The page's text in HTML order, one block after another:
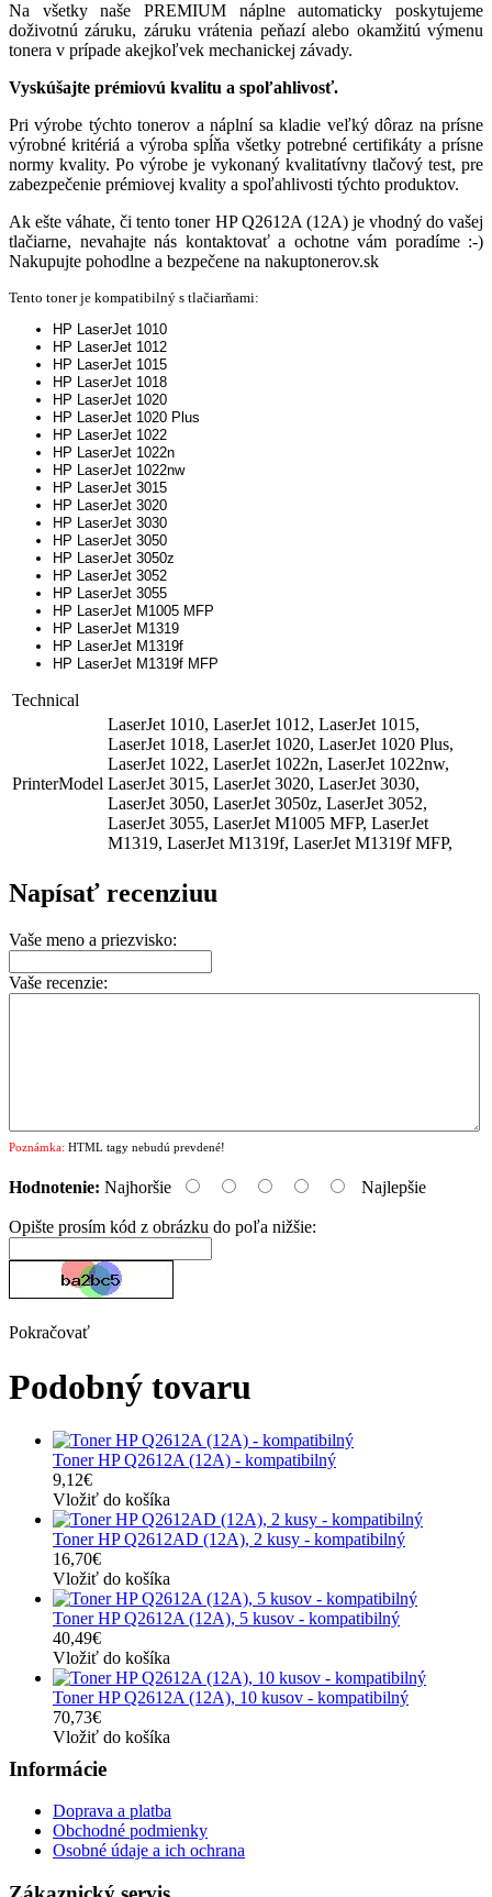
Na všetky naše PREMIUM náplne automaticky poskytujeme
doživotnú záruku, záruku vrátenia peňazí alebo okamžitú výmenu
tonera v prípade akejkoľvek mechanickej závady.
Vyskúšajte prémiovú kvalitu a spoľahlivosť.
Pri výrobe týchto tonerov a náplní sa kladie veľký dôraz na prísne
výrobné kritériá a výroba spĺňa všetky potrebné certifikáty a prísne
normy kvality. Po výrobe je vykonaný kvalitatívny tlačový test, pre
zabezpečenie prémiovej kvality a spoľahlivosti týchto produktov.
Ak ešte váhate, či tento toner HP Q2612A (12A) je vhodný do vašej
tlačiarne, nevahajte nás kontaktovať a ochotne vám poradíme :-)
Nakupujte pohodlne a bezpečene na nakuptonerov.sk
Tento toner je kompatibilný s tlačiarňami:
HP LaserJet 1010
HP LaserJet 1012
HP LaserJet 1015
HP LaserJet 1018
HP LaserJet 1020
HP LaserJet 1020 Plus
HP LaserJet 1022
HP LaserJet 1022n
HP LaserJet 1022nw
HP LaserJet 3015
HP LaserJet 3020
HP LaserJet 3030
HP LaserJet 3050
HP LaserJet 3050z
HP LaserJet 3052
HP LaserJet 3055
HP LaserJet M1005 MFP
HP LaserJet M1319
HP LaserJet M1319f
HP LaserJet M1319f MFP
Technical
PrinterModel
LaserJet 1010, LaserJet 1012, LaserJet 1015,
LaserJet 1018, LaserJet 1020, LaserJet 1020 Plus,
LaserJet 1022, LaserJet 1022n, LaserJet 1022nw,
LaserJet 3015, LaserJet 3020, LaserJet 3030,
LaserJet 3050, LaserJet 3050z, LaserJet 3052,
LaserJet 3055, LaserJet M1005 MFP, LaserJet
M1319, LaserJet M1319f, LaserJet M1319f MFP,
Napísať recenziuu
Vaše meno a priezvisko:
Vaše recenzie:
Poznámka: HTML tagy nebudú prevdené!
Hodnotenie: Najhoršie Najlepšie
Opište prosím kód z obrázku do poľa nižšie:
Pokračovať
Podobný tovaru
Toner HP Q2612A (12A) - kompatibilný
9,12€
Vložiť do košíka
Toner HP Q2612AD (12A), 2 kusy - kompatibilný
16,70€
Vložiť do košíka
Toner HP Q2612A (12A), 5 kusov - kompatibilný
40,49€
Vložiť do košíka
Toner HP Q2612A (12A), 10 kusov - kompatibilný
70,73€
Vložiť do košíka
Informácie
Doprava a platba
Obchodné podmienky
Osobné údaje a ich ochrana